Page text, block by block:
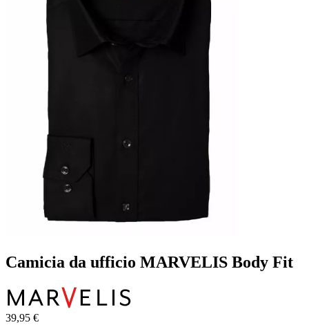
Camicia da ufficio MARVELIS Body Fit
39,95 €